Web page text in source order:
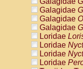
Atelidae
Atelidae
Atelidae
Atelidae
Atelidae
Atelidae
Atelidae
Pitheciidae
Galagidae
Galagidae
Galagidae
Loridae
Loridae
Loridae
Loridae